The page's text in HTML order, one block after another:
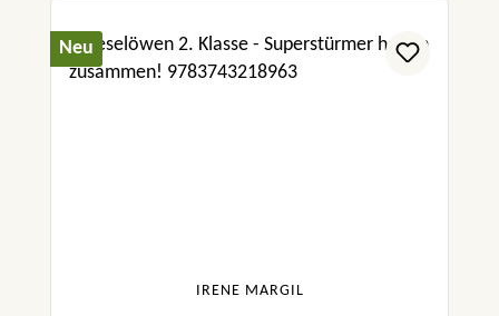
Neu
IRENE MARGIL